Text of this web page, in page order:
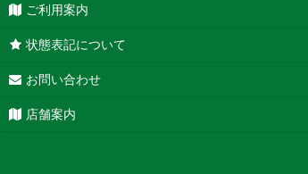
ご利用案内
状態表記について
お問い合わせ
店舗案内